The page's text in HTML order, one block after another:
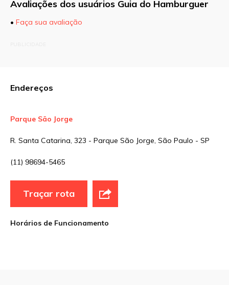
Avaliações dos usuários Guia do Hamburguer
• Faça sua avaliação
Endereços
Parque São Jorge
R. Santa Catarina, 323 - Parque São Jorge, São Paulo - SP
(11) 98694-5465
Traçar rota
Horários de Funcionamento